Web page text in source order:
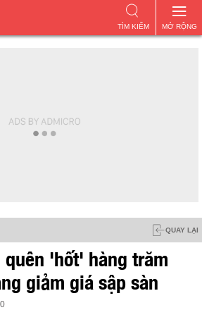
MỞ RỘNG
TÌM KIẾM
QUAY LẠI
'hốt' hàng trăm
giảm giá sập sàn